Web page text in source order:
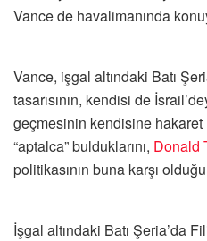
Vance de havalimanında
Vance, işgal altındaki Batı
tasarısının, kendisi de
geçmesinin kendisine hakaret
“aptalca” bulduklarını, Donald
politikasının buna karşı
İşgal altındaki Batı Şeria’da